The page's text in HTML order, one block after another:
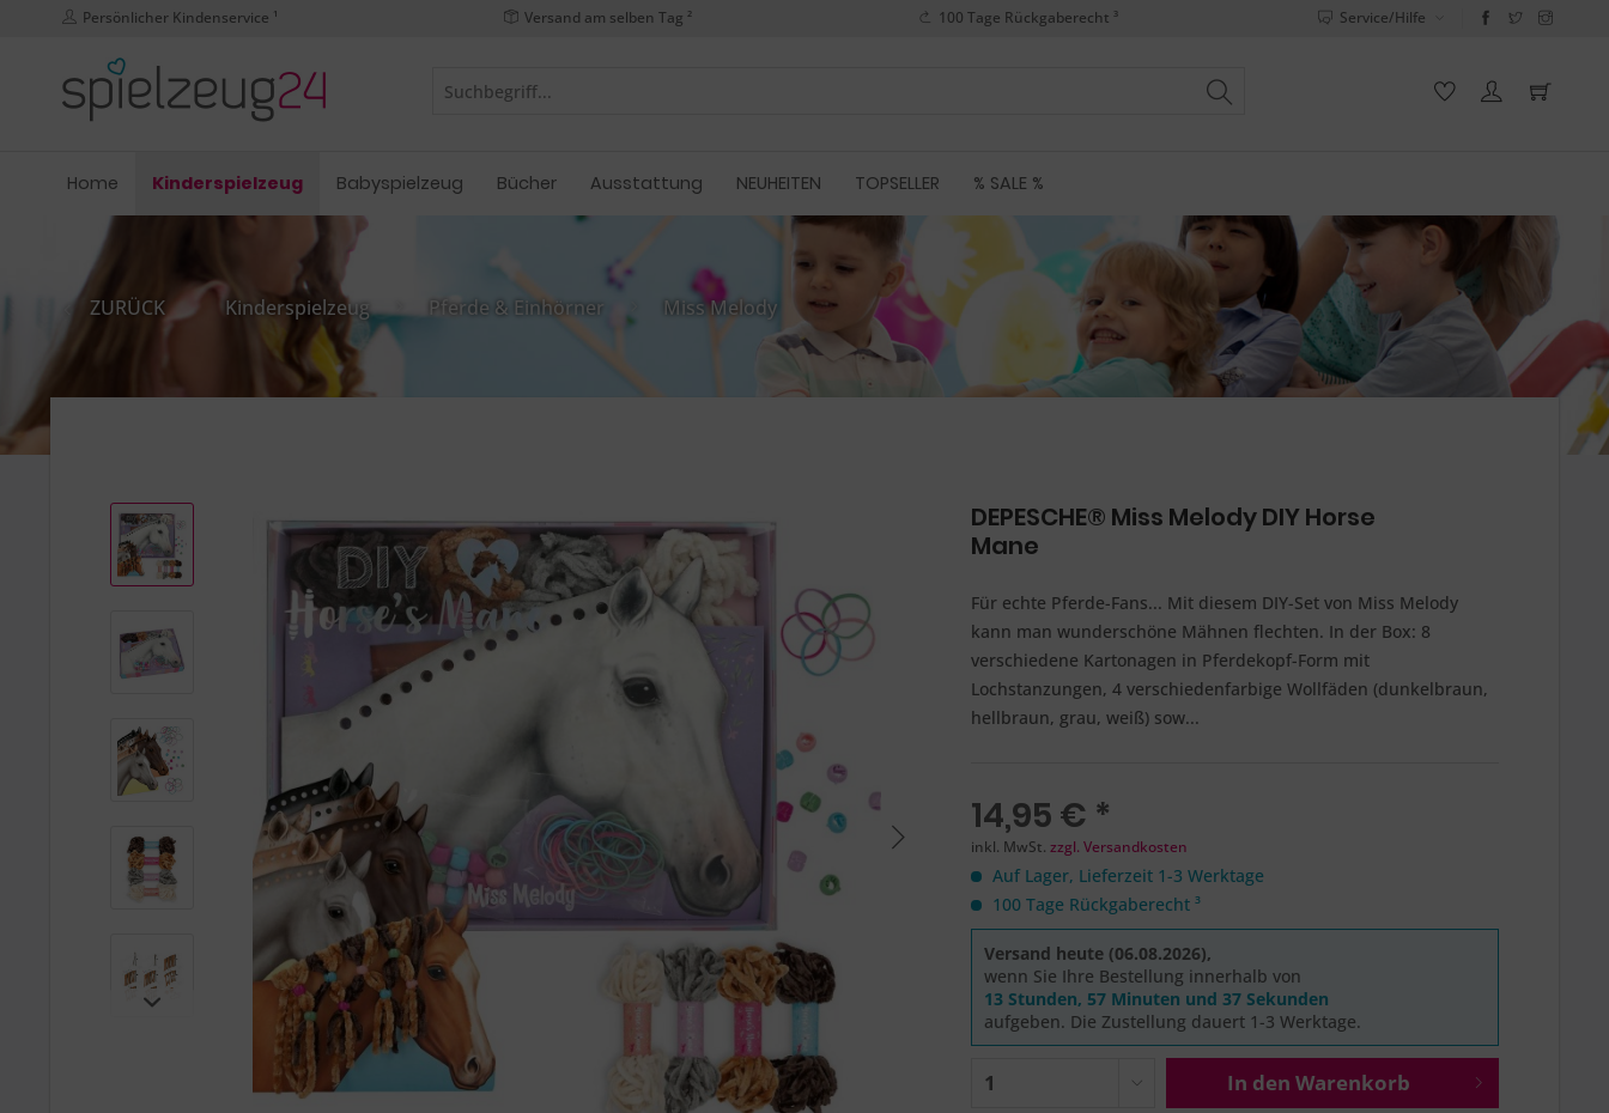
Persönlicher Kindenservice ¹ Versand am selben Tag ² 100 Tage Rückgaberecht ³ Service/Hilfe
Home Kinderspielzeug Babyspielzeug Bücher Ausstattung NEUHEITEN TOPSELLER % SALE %
ZURÜCK Kinderspielzeug Pferde & Einhörner Miss Melody
DEPESCHE® Miss Melody DIY Horse
Mane
Für echte Pferde-Fans... Mit diesem DIY-Set von Miss Melody
kann man wunderschöne Mähnen flechten. In der Box: 8
verschiedene Kartonagen in Pferdekopf-Form mit
Lochstanzungen, 4 verschiedenfarbige Wollfäden (dunkelbraun,
hellbraun, grau, weiß) sow...
14,95 € *
inkl. MwSt.zzgl. Versandkosten
Auf Lager, Lieferzeit 1-3 Werktage
100 Tage Rückgaberecht ³
Versand heute (06.08.2026),
wenn Sie Ihre Bestellung innerhalb von
13 Stunden, 57 Minuten und 36 Sekunden
aufgeben. Die Zustellung dauert 1-3 Werktage.
In den Warenkorb